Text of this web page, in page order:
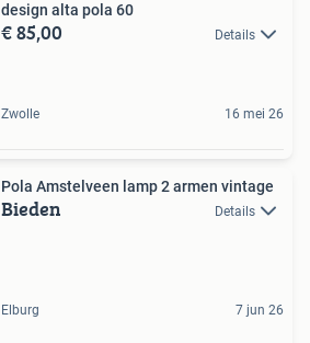
design alta pola 60
€ 85,00 Details
Zwolle 16 mei 26
Pola Amstelveen lamp 2 armen vintage
Bieden Details
Elburg 7 jun 26